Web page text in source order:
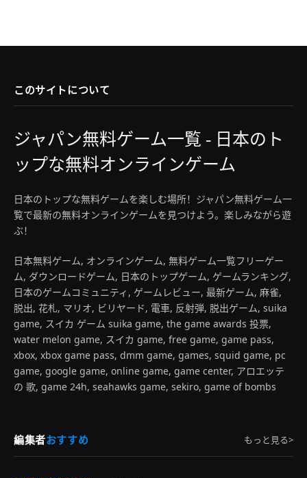
このサイトについて
ジャパン無料ゲーム一覧 - 日本のト
ップな無料オンラインゲーム
日本のトップな無料ゲームを楽しむ場所！ジャパン無料ゲーム一
覧で最新の無料オンラインゲームを見つけよう。楽しみながら遊
ぶ！
日本無料ゲーム, オンラインゲーム, 無料ゲーム一覧フリーゲー
ム, ダウンロードゲーム, 日本のトップゲーム, ゲームランキング,
日本のゲームコミュニティ, ゲームレビュー, 最新ゲーム, 麻雀,
脱出, 花札, マリオ, ビリヤード, 電車, 反射弾, 脱出ゲーム, suika
game, スイカ ゲーム suika game, the game awards 投票,
water melon game, スイカ game, free game, game pass,
xbox, xbox game pass, dmm game, games, squid game, pc
game, google game, online game, game center, アロエッテ
の 歌, game 24h, seahawks game, sekiro, game of bombs
編集者おすすめ もっと見る>